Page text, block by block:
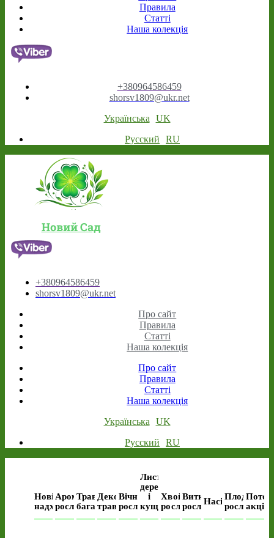
Правила
Статті
Наша колекція
+380964586459
shorsv1809@ukr.net
Українська
UK
Русский
RU
Новий Сад
+380964586459
shorsv1809@ukr.net
Про сайт
Правила
Статті
Наша колекція
Про сайт
Правила
Статті
Наша колекція
Українська
UK
Русский
RU
Нові
надходження
Ароматичні
рослини
Трав’янисті
багаторічні
Декоративні
трави
Вічнозелені
рослини
Листяні
дерева
і
кущі
Хвойні
рослини
Виткі
рослиниНасінняПлодові
рослини
акція